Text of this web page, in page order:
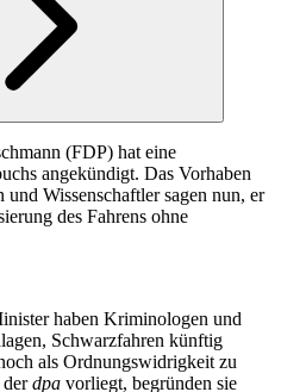
(FDP) hat eine
angekündigt. Das Vorhaben
und Wissenschaftler sagen nun, er
des Fahrens ohne
haben Kriminologen und
Schwarzfahren künftig
als Ordnungswidrigkeit zu
derdpa vorliegt, begründen sie